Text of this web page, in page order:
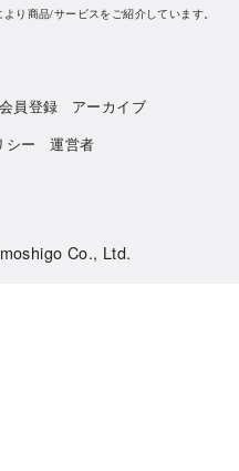
り商品/サービスをご紹介しています。
員登録
アーカイブ
シー
運営者
Co., Ltd.